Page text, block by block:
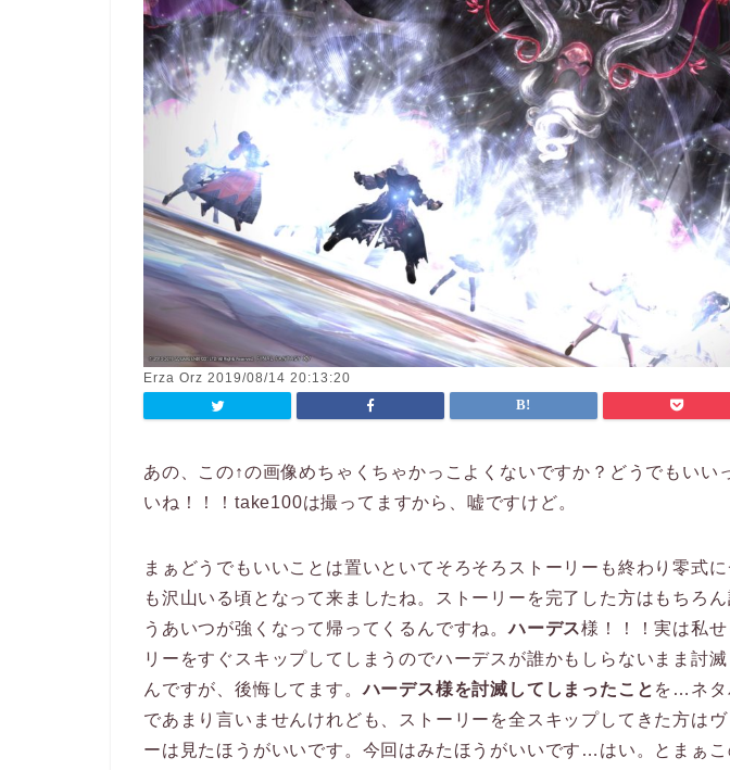
Erza Orz 2019/08/14 20:13:20
あの、この↑の画像めちゃくちゃかっこよくないですか？どうでもいい
いね！！！take100は撮ってますから、嘘ですけど。
まぁどうでもいいことは置いといてそろそろストーリーも終わり零式
も沢山いる頃となって来ましたね。ストーリーを完了した方はもちろ
うあいつが強くなって帰ってくるんですね。ハーデス様！！！実は私
リーをすぐスキップしてしまうのでハーデスが誰かもしらないまま討
んですが、後悔してます。ハーデス様を討滅してしまったこと を…ネタ
であまり言いませんけれども、ストーリーを全スキップしてきた方は
ーは見たほうがいいです。今回はみたほうがいいです…はい。とまぁこ